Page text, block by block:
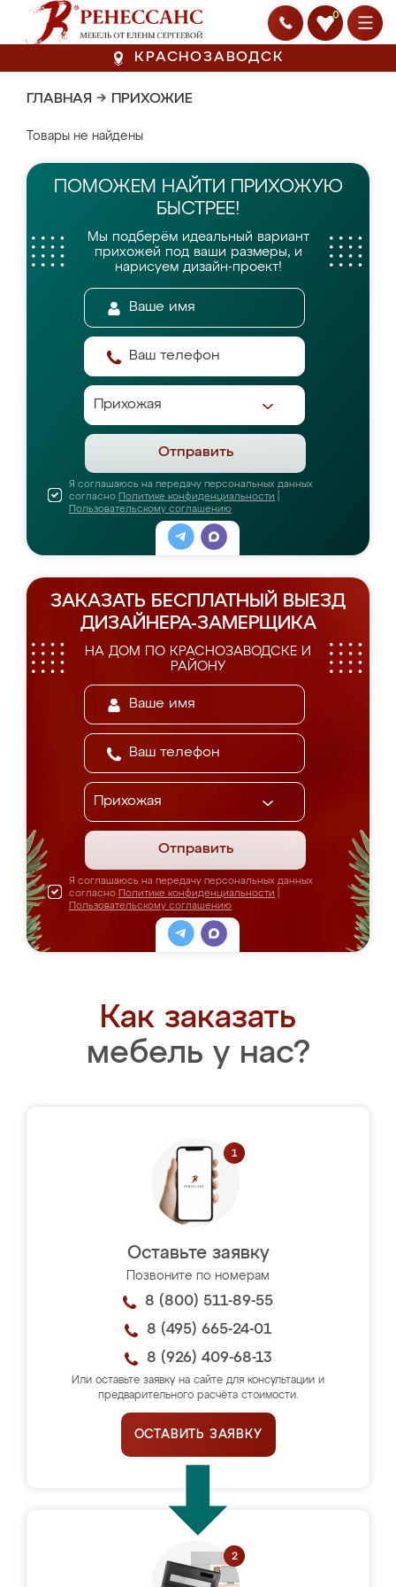
0
КРАСНОЗАВОДСК
ГЛАВНАЯ → ПРИХОЖИЕ
Товары не найдены
ПОМОЖЕМ НАЙТИ
ПРИХОЖУЮ
БЫСТРЕЕ!
Мы подберём идеальный вариант
прихожей под ваши размеры, и
нарисуем дизайн-проект!
Отправить
Я соглашаюсь на передачу персональных данных
согласно Политике конфиденциальности
Пользовательскому соглашению
ЗАКАЗАТЬ БЕСПЛАТНЫЙ ВЫЕЗД
ДИЗАЙНЕРА-ЗАМЕРЩИКА
НА ДОМ ПО КРАСНОЗАВОДСКЕ И
РАЙОНУ
Отправить
Я соглашаюсь на передачу персональных данных
согласно Политике конфиденциальности
Пользовательскому соглашению
Как заказать
мебель у нас?
Оставьте заявку
Позвоните по номерам
8 (800) 511-89-55
8 (495) 665-24-01
8 (926) 409-68-13
Или оставьте заявку на сайте для консультации и
предварительного расчёта стоимости.
ОСТАВИТЬ ЗАЯВКУ